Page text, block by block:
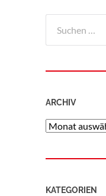
ARCHIV
KATEGORIEN